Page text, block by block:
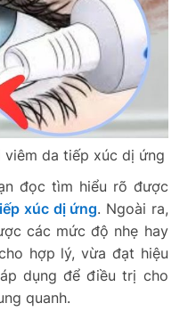
da tiếp xúc dị ứng
đọc tìm hiểu rõ được
xúc dị ứng. Ngoài ra,
các mức độ nhẹ hay
hợp lý, vừa đạt hiệu
dụng để điều trị cho
quanh.